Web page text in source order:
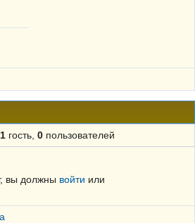
1гость, 0пользователей
вы должны войти или